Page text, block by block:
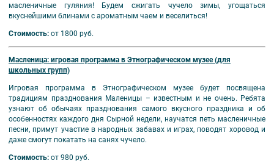
масленичные гуляния! Будем сжигать чучело зимы, угощаться
вкуснейшими блинами с ароматным чаем и веселиться!
Стоимость: от 1800 руб.
Масленица: игровая программа в Этнографическом музее (для
школьных групп)
Игровая программа в Этнографическом музее будет посвящена
традициям празднования Маленицы – известным и не очень. Ребята
узнают об обычаях празднования самого вкусного праздника и об
особенностях каждого дня Сырной недели, научатся петь масленичные
песни, примут участие в народных забавах и играх, поводят хоровод и
даже смогут покатать на санях чучело.
Стоимость: от 980 руб.